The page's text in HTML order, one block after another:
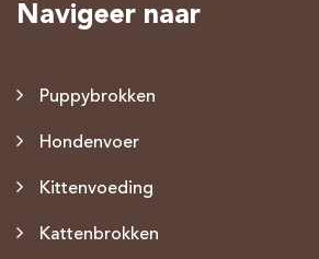
Navigeer naar
Puppybrokken
Hondenvoer
Kittenvoeding
Kattenbrokken